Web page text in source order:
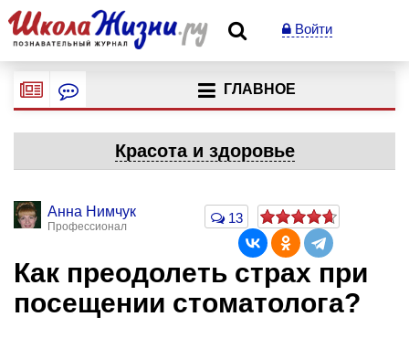
Войти
ГЛАВНОЕ
Красота и здоровье
Анна Нимчук
Профессионал
13
Как преодолеть страх при
посещении стоматолога?